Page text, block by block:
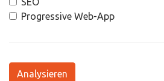
Progressive Web-App
Analysieren